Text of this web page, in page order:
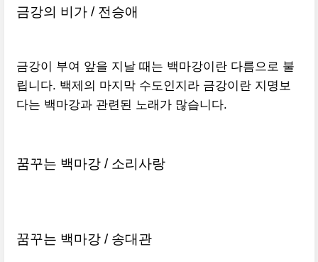
금강의 비가 / 전승애
금강이 부여 앞을 지날 때는 백마강이란 다름으로 불
립니다. 백제의 마지막 수도인지라 금강이란 지명보
다는 백마강과 관련된 노래가 많습니다.
꿈꾸는 백마강 / 소리사랑
꿈꾸는 백마강 / 송대관